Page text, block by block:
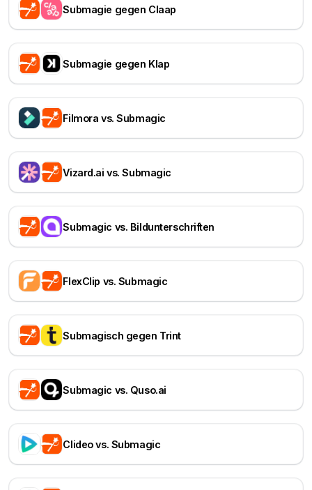
Submagie gegen Claap
Submagie gegen Klap
Filmora vs. Submagic
Vizard.ai vs. Submagic
Submagic vs. Bildunterschriften
FlexClip vs. Submagic
Submagisch gegen Trint
Submagic vs. Quso.ai
Clideo vs. Submagic